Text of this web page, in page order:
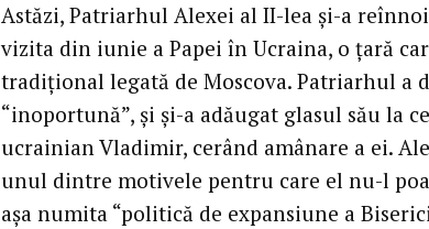
Astăzi, Patriarhul Alexei al II-lea şi-a
vizita din iunie a Papei în Ucraina, o ţară
tradiţional legată de Moscova. Patriarhul a
“inoportună”, şi şi-a adăugat glasul său la
ucrainian Vladimir, cerând amânare a ei.
unul dintre motivele pentru care el nu-l
aşa numita “politică de expansiune a